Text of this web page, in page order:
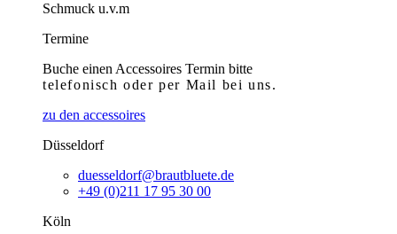
Schmuck u.v.m
Termine
Buche einen Accessoires Termin bitte
telefonischoder per Mail bei uns.
zu den accessoires
Düsseldorf
duesseldorf@brautbluete.de
+49 (0)211 17 95 30 00
Köln